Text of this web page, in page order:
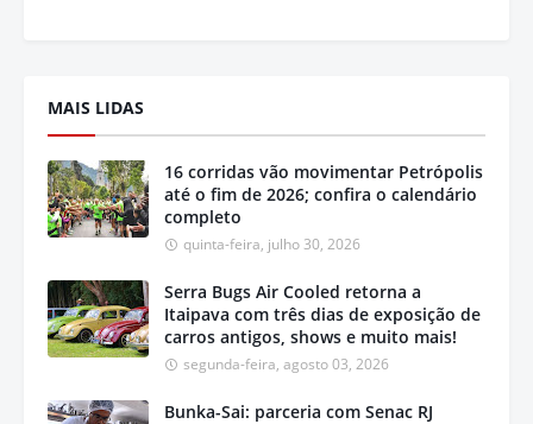
MAIS LIDAS
16 corridas vão movimentar Petrópolis
até o fim de 2026; confira o calendário
completo
quinta-feira, julho 30, 2026
Serra Bugs Air Cooled retorna a
Itaipava com três dias de exposição de
carros antigos, shows e muito mais!
segunda-feira, agosto 03, 2026
Bunka-Sai: parceria com Senac RJ